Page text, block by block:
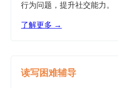
行为问题，提升社交能力。
了解更多 →
读写困难辅导